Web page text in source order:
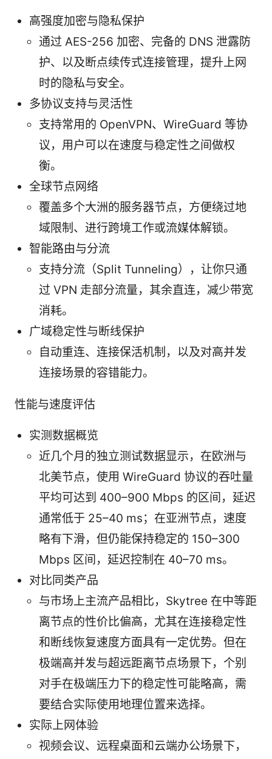
高强度加密与隐私保护
通过 AES-256 加密、完备的 DNS 泄露防
护、以及断点续传式连接管理，提升上网
时的隐私与安全。
多协议支持与灵活性
支持常用的 OpenVPN、WireGuard 等协
议，用户可以在速度与稳定性之间做权
衡。
全球节点网络
覆盖多个大洲的服务器节点，方便绕过地
域限制、进行跨境工作或流媒体解锁。
智能路由与分流
支持分流（Split Tunneling），让你只通
过 VPN 走部分流量，其余直连，减少带宽
消耗。
广域稳定性与断线保护
自动重连、连接保活机制，以及对高并发
连接场景的容错能力。
性能与速度评估
实测数据概览
近几个月的独立测试数据显示，在欧洲与
北美节点，使用 WireGuard 协议的吞吐量
平均可达到 400–900 Mbps 的区间，延迟
通常低于 25–40 ms；在亚洲节点，速度
略有下滑，但仍能保持稳定的 150–300
Mbps 区间，延迟控制在 40–70 ms。
对比同类产品
与市场上主流产品相比，Skytree 在中等距
离节点的性价比偏高，尤其在连接稳定性
和断线恢复速度方面具有一定优势。但在
极端高并发与超远距离节点场景下，个别
对手在极端压力下的稳定性可能略高，需
要结合实际使用地理位置来选择。
实际上网体验
视频会议、远程桌面和云端办公场景下，